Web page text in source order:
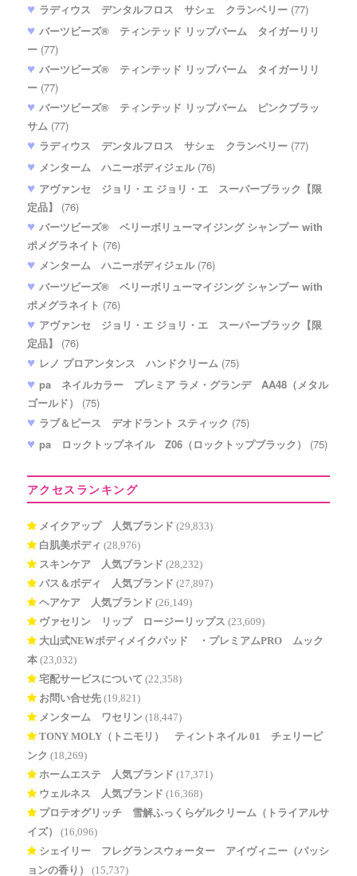
ラディウス デンタルフロス サシェ クランベリー (77)
バーツビーズ® ティンテッド リップバーム タイガーリリ
ー (77)
バーツビーズ® ティンテッド リップバーム タイガーリリ
ー (77)
バーツビーズ® ティンテッド リップバーム ピンクブラッ
サム (77)
ラディウス デンタルフロス サシェ クランベリー (77)
メンターム ハニーボディジェル(76)
アヴァンセ ジョリ・エ ジョリ・エ スーパーブラック【限
定品】
(76)
バーツビーズ® ベリーボリューマイジング シャンプー with
ポメグラネイト (76)
メンターム ハニーボディジェル(76)
バーツビーズ® ベリーボリューマイジング シャンプー with
ポメグラネイト (76)
アヴァンセ ジョリ・エ ジョリ・エ スーパーブラック【限
定品】
(76)
レノ プロアンタンス ハンドクリーム (75)
pa ネイルカラー プレミア ラメ・グランデ AA48（メタル
ゴールド）
(75)
ラブ＆ピース デオドラント スティック (75)
pa ロックトップネイル Z06（ロックトップブラック）
(75)
アクセスランキング
メイクアップ 人気ブランド (29,833)
白肌美ボディ (28,976)
スキンケア 人気ブランド (28,232)
バス＆ボディ 人気ブランド (27,897)
ヘアケア 人気ブランド (26,149)
ヴァセリン リップ ロージーリップス (23,609)
大山式NEWボディメイクパッド®・プレミアムPRO ムック
本 (23,032)
宅配サービスについて (22,358)
お問い合せ先 (19,821)
メンターム ワセリン (18,447)
TONY MOLY（トニモリ） ティントネイル 01 チェリーピ
ンク (18,269)
ホームエステ 人気ブランド (17,371)
ウェルネス 人気ブランド (16,368)
プロテオグリッチ 雪解ふっくらゲルクリーム（トライアルサ
イズ）
(16,096)
シェイリー フレグランスウォーター アイヴィニー（パッシ
ョンの香り）
(15,737)